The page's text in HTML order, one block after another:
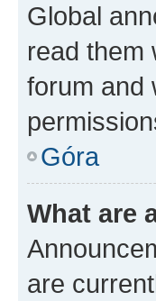
Global
read them
forum and
Góra
What are
are